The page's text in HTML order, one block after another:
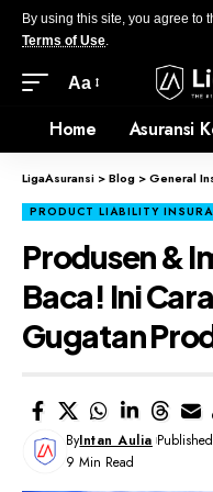
By using this site, you agree to
Terms of Use.
Aa
Home Asuransi
LigaAsuransi >Blog >General
PRODUCT LIABILITY
Produsen &
Baca! Ini
Gugatan
ByIntan Aulia
9 Min Read